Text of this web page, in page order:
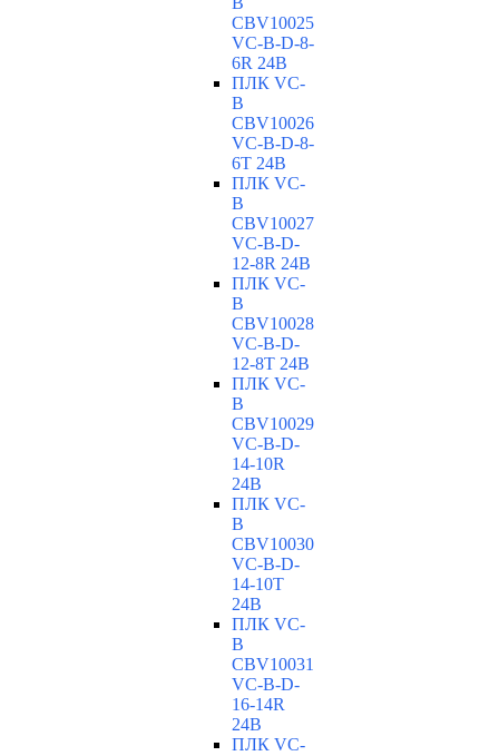
CBV10025
VC-В-D-8-
6R 24В
ПЛК VC-
B
CBV10026
VC-В-D-8-
6T 24В
ПЛК VC-
B
CBV10027
VC-В-D-
12-8R 24В
ПЛК VC-
B
CBV10028
VC-В-D-
12-8T 24В
ПЛК VC-
B
CBV10029
VC-В-D-
14-10R
24В
ПЛК VC-
B
CBV10030
VC-В-D-
14-10T
24В
ПЛК VC-
B
CBV10031
VC-В-D-
16-14R
24В
ПЛК VC-